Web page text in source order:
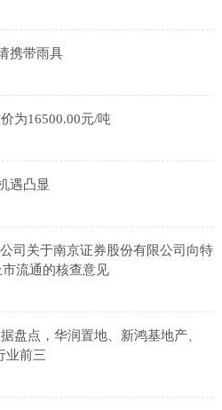
携带雨具
为16500.00元/吨
遇凸显
司关于南京证券股份有限公司向特
流通的核查意见
盘点，华润置地、新鸿基地产、
业前三